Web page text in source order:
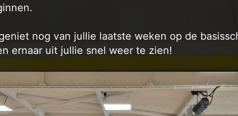
nog van jullie laatste weken op de
ernaar uit jullie snel weer te zien!